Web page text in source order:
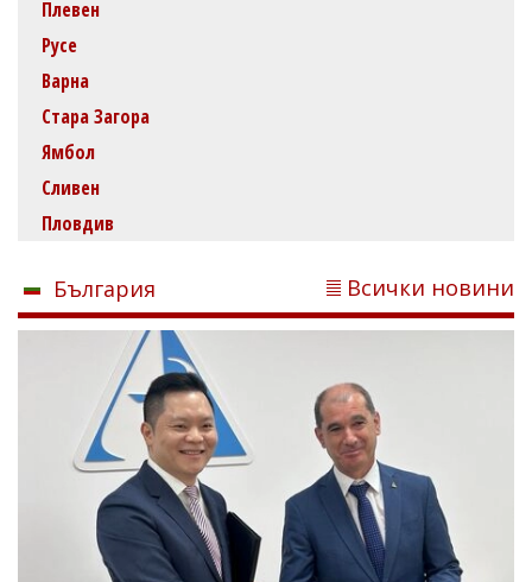
Плевен
Русе
Варна
Стара Загора
Ямбол
Сливен
Пловдив
България Всички новини